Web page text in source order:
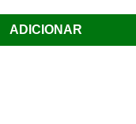
ADICIONAR